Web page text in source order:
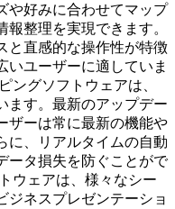
や好みに合わせてマップ
整理を実現できます。
と直感的な操作性が特徴
いユーザーに適していま
ングソフトウェアは、
ます。最新のアップデー
ザーは常に最新の機能や
に、リアルタイムの自動
ータ損失を防ぐことがで
ウェアは、様々なシー
ジネスプレゼンテーショ